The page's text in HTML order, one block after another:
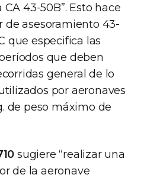
43-50B”. Esto hace
de asesoramiento 43-
que especifica las
que deben
general de lo
por aeronaves
de peso máximo de
sugiere “realizar una
de la aeronave